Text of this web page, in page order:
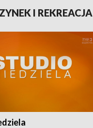
I REKREACJA